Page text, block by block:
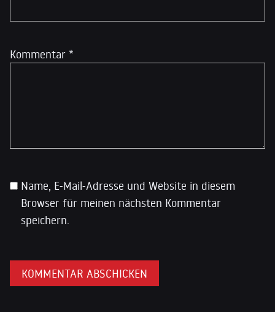
Kommentar *
Name, E-Mail-Adresse und Website in diesem
Browser für meinen nächsten Kommentar
speichern.